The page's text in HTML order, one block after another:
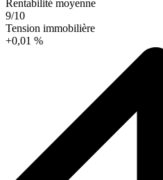
Rentabilité moyenne
9/10
Tension immobilière
+0,01 %